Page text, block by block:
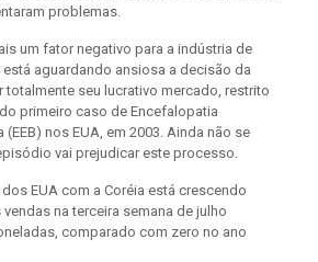
problemas.
um fator negativo para a indústria de
está aguardando ansiosa a decisão da
totalmente seu lucrativo mercado, restrito
primeiro caso de Encefalopatia
nos EUA, em 2003. Ainda não se
vai prejudicar este processo.
EUA com a Coréia está crescendo
na terceira semana de julho
comparado com zero no ano